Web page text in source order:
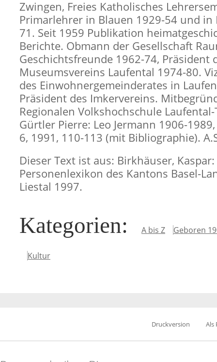
Zwingen, Freies Katholisches
Primarlehrer in Blauen 1929-54 und in
71. Seit 1959 Publikation
Berichte. Obmann der Gesellschaft
Geschichtsfreunde 1962-74, Präsident
Museumsvereins Laufental 1974-80.
des Einwohnergemeinderates in
Präsident des Imkervereins.
Regionalen Volkshochschule
Gürtler Pierre: Leo Jermann 1906-
6, 1991, 110-113 (mit Bibliographie).
Dieser Text ist aus: Birkhäuser, Kaspar:
Personenlexikon des Kantons Basel-
Liestal 1997.
Kategorien: A bis Z Geboren
Kultur
Druckversion Als